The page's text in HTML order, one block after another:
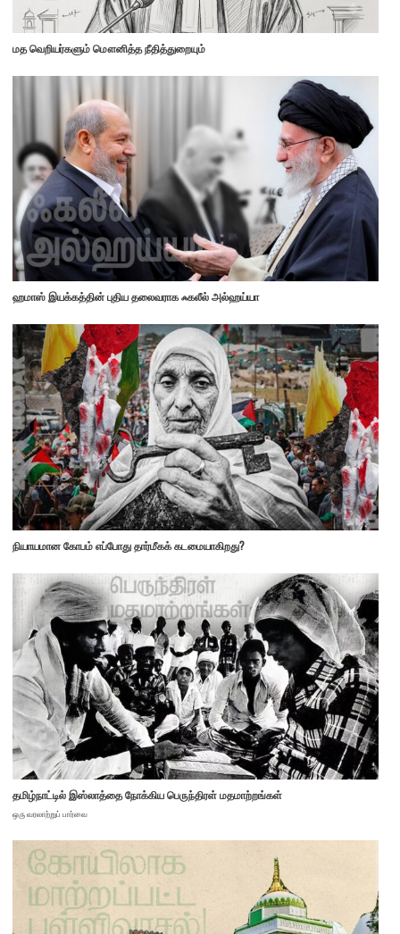
மத வெறியர்களும் மௌனித்த நீதித்துறையும்
ஹமாஸ் இயக்கத்தின் புதிய தலைவராக ஃகலீல் அல்ஹய்யா
நியாயமான கோபம் எப்போது தார்மீகக் கடமையாகிறது?
தமிழ்நாட்டில் இஸ்லாத்தை நோக்கிய பெருந்திரள் மதமாற்றங்கள்
ஒரு வரலாற்றுப் பார்வை